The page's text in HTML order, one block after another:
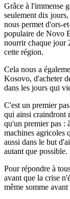
Grâce à l'immense
seulement dix
nous permet d'ors-
populaire de Novo
nourrir chaque jour
cette région.
Cela nous a
Kosovo, d'acheter
dans les jours qui
C'est un premier
qui ainsi craindront
qu'un premier pas :
machines agricoles
aussi dans le but
autant que possible.
Pour répondre à
avant que la crise
même somme